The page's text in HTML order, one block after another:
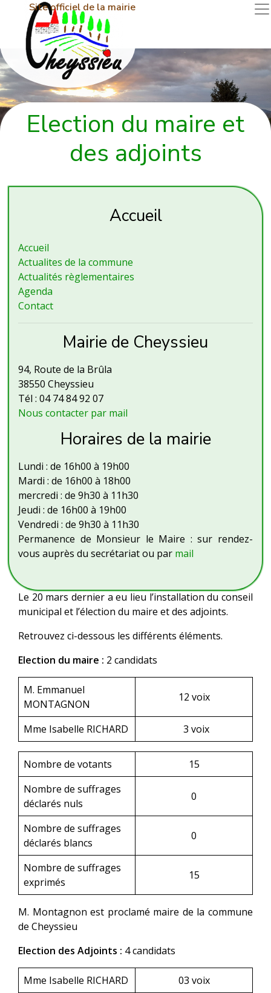
Site officiel de la mairie
Election du maire et
des adjoints
Accueil
Accueil
Actualites de la commune
Actualités règlementaires
Agenda
Contact
Mairie de Cheyssieu
94, Route de la Brûla
38550 Cheyssieu
Tél : 04 74 84 92 07
Nous contacter par mail
Horaires de la mairie
Lundi : de 16h00 à 19h00
Mardi : de 16h00 à 18h00
mercredi : de 9h30 à 11h30
Jeudi : de 16h00 à 19h00
Vendredi : de 9h30 à 11h30
Permanence de Monsieur le Maire : sur rendez-
vous auprès du secrétariat ou par mail
Le 20 mars dernier a eu lieu l’installation du conseil
municipal et l’élection du maire et des adjoints.
Retrouvez ci-dessous les différents éléments.
Election du maire : 2 candidats
M. Emmanuel
MONTAGNON
12 voix
Mme Isabelle RICHARD 3 voix
Nombre de votants
15
Nombre de suffrages
déclarés nuls
0
Nombre de suffrages
déclarés blancs
0
Nombre de suffrages
exprimés
15
M. Montagnon est proclamé maire de la commune
de Cheyssieu
Election des Adjoints : 4 candidats
Mme Isabelle RICHARD
03 voix